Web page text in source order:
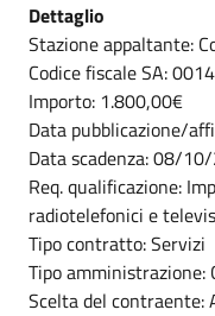
Dettaglio
Stazione appaltante:
Codice fiscale SA:
Importo: 1.800,00€
Data pubblicazione/
Data scadenza: 08/
Req. qualificazione:
radiotelefonici e
Tipo contratto: Servizi
Tipo amministrazione:
Scelta del contraente: